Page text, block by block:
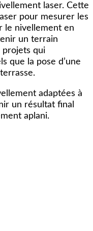
laser. Cette
pour mesurer les
le nivellement en
un terrain
projets qui
que la pose d’une
adaptées à
un résultat final
aplani.